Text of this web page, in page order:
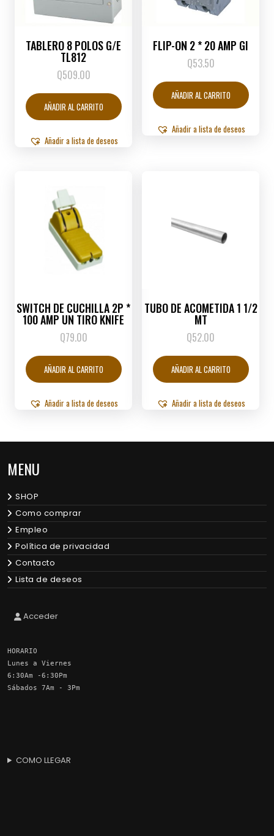
TABLERO 8 POLOS G/E
TL812
Q509.00
AÑADIR AL CARRITO
Añadir a lista de deseos
FLIP-ON 2 * 20 AMP GI
Q53.50
AÑADIR AL CARRITO
Añadir a lista de deseos
SWITCH DE CUCHILLA 2P *
100 AMP UN TIRO KNIFE
Q79.00
AÑADIR AL CARRITO
Añadir a lista de deseos
TUBO DE ACOMETIDA 1 1/2
MT
Q52.00
AÑADIR AL CARRITO
Añadir a lista de deseos
MENU
SHOP
Como comprar
Empleo
Política de privacidad
Contacto
Lista de deseos
Acceder
HORARIO
Lunes a Viernes
6:30Am -6:30Pm
Sábados 7Am - 3Pm
COMO LLEGAR